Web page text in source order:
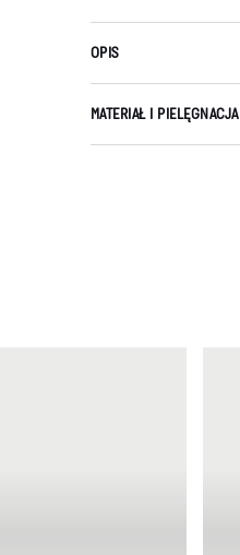
OPIS
MATERIAŁ I PIELĘGNACJA